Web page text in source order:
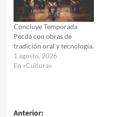
Concluye Temporada
Pecda con obras de
tradición oral y tecnología.
1 agosto, 2026
En «Cultura»
Anterior: